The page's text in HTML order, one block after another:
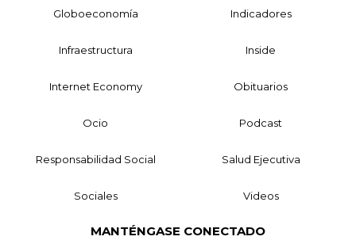
Globoeconomía Indicadores
Infraestructura Inside
Internet Economy Obituarios
Ocio Podcast
Responsabilidad Social Salud Ejecutiva
Sociales Videos
MANTÉNGASE CONECTADO